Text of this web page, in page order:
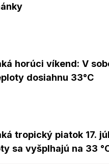
horúci víkend: V
dosiahnu 33°C
tropický piatok 17.
sa vyšplhajú na 33